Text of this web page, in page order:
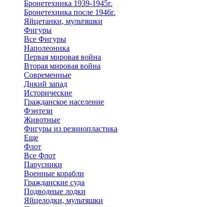
Бронетехника 1939-1945г.
Бронетехника после 1946г.
Яйцетанки, мультяшки
Фигуры
Все Фигуры
Наполеоника
Первая мировая война
Вторая мировая война
Современные
Дикий запад
Исторические
Гражданское население
Фэнтези
Животные
Фигуры из резинопластика
Еще
Флот
Все Флот
Парусники
Военные корабли
Гражданские суда
Подводные лодки
Яйцелодки, мультяшки